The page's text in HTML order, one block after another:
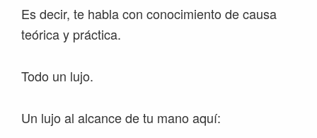
Es decir, te habla con conocimiento de causa
teórica y práctica.
Todo un lujo.
Un lujo al alcance de tu mano aquí: